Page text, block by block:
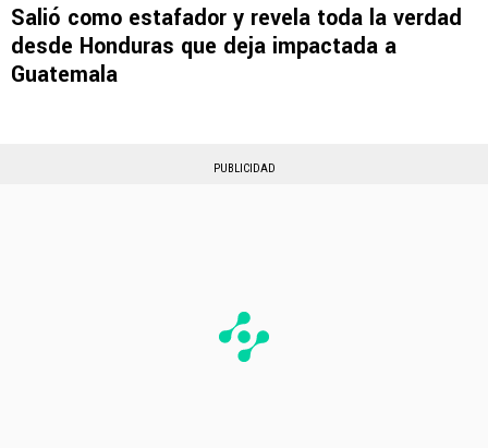
Salió como estafador y revela toda la verdad
desde Honduras que deja impactada a
Guatemala
PUBLICIDAD